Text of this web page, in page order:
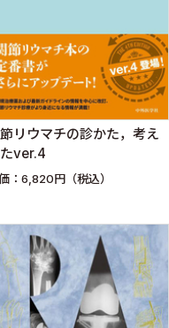
リウマチの診かた，考え
ver.4
：6,820円（税込）